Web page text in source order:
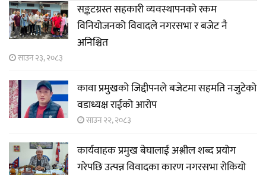
सङ्कटग्रस्त सहकारी व्यवस्थापनको रकम
विनियोजनको विवादले नगरसभा र बजेट नै
अनिश्चित
साउन २३, २०८३
कावा प्रमुखको जिद्दीपनले बजेटमा सहमति नजुटेको
वडाध्यक्ष राईको आरोप
साउन २२, २०८३
कार्यवाहक प्रमुख बेघालाई अश्लील शब्द प्रयोग
गरेपछि उत्पन्न विवादका कारण नगरसभा रोकियो